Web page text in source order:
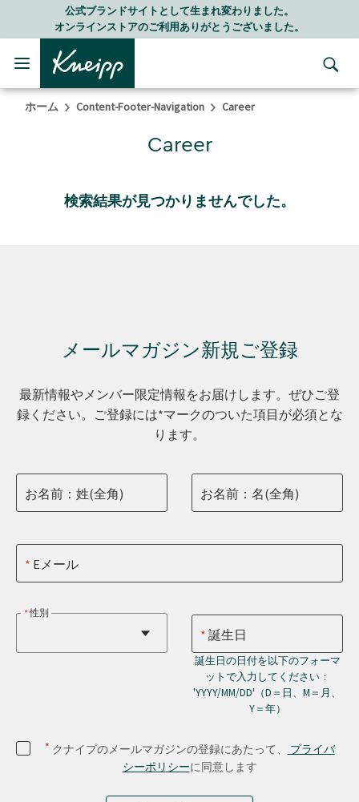
Skip to main content
Skip to footer content公式ブランドサイトとして生まれ変わりました。
オンラインストアのご利用ありがとうございました。
ホーム Content-Footer-Navigation Career
Career
検索結果が見つかりませんでした。
メールマガジン新規ご登録
最新情報やメンバー限定情報をお届けします。ぜひご登
録ください。ご登録には*マークのついた項目が必須とな
ります。
お名前：姓(全角) お名前：名(全角)
Eメール
性別
誕生日
誕生日の日付を以下のフォーマ
ットで入力してください：
'YYYY/MM/DD'（D＝日、M＝月、
Y＝年）
* クナイプのメールマガジンの登録にあたって、
プライバ
シーポリシーに同意します